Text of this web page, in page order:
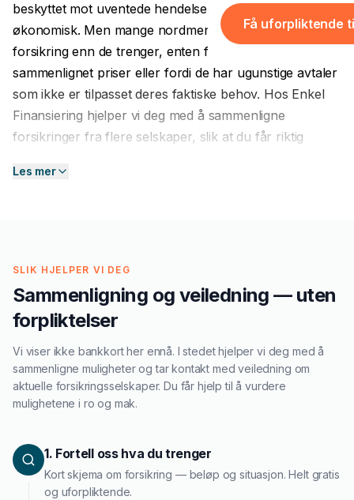
BOLIG & LIVSSTIL
Boliglån
Tannlege
GJELD &
Samlelån
Gjeldsordning
Smålån
Få uforpliktende
beskyttet mot uventede hendelser som kan ramme deg
økonomisk. Men mange nordmenn betaler mer for
forsikring enn de trenger, enten fordi de ikke har
sammenlignet priser eller fordi de har ugunstige avtaler
som ikke er tilpasset deres faktiske behov. Hos Enkel
Finansiering hjelper vi deg med å sammenligne
forsikringer fra flere selskaper, slik at du får riktig
personbil. Bilforsikring er lovpålagt for alle registrerte
kjøretøy i Norge, og prisforskjellene mellom selskaper
kan være betydelige. Dersom du nettopp har kjøpt bil
medbillån, er det spesielt viktig å finne en god
forsikring.
sesongbruk og ulike MC-typer. Mange MC-eiere kan
spare mye ved å velge sesongforsikring som reduserer
premien i månedene sykkelen står parkert. Sjekk også
Les mer
SLIK HJELPER VI DEG
Sammenligning og veiledning — uten
forpliktelser
Vi viser ikke bankkort her ennå. I stedet hjelper vi deg med å
sammenligne muligheter og tar kontakt med veiledning om
aktuelle forsikringsselskaper. Du får hjelp til å vurdere
mulighetene i ro og mak.
1. Fortell oss hva du trenger
Kort skjema om forsikring — beløp og situasjon. Helt gratis
og uforpliktende.